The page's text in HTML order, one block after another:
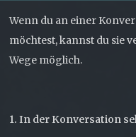
Wenn du an einer
möchtest, kannst du sie
Wege möglich.
1. In der Konversation